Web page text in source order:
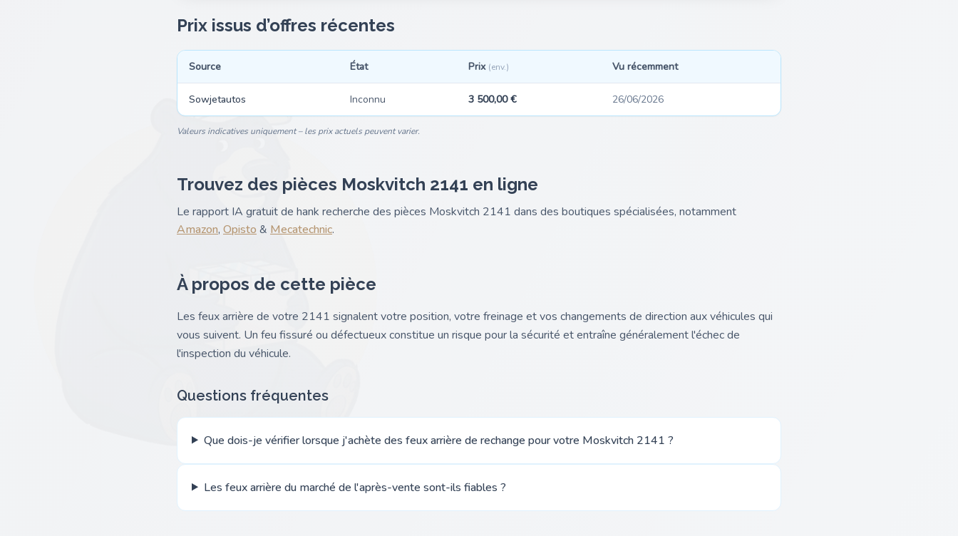
Prix issus d’offres récentes
Source État Prix (env.) Vu récemment
Sowjetautos Inconnu 3 500,00 € 26/06/2026
Valeurs indicatives uniquement – les prix actuels peuvent varier.
Trouvez des pièces Moskvitch 2141 en ligne
Le rapport IA gratuit de hank recherche des pièces Moskvitch 2141 dans des boutiques spécialisées, notamment
Amazon, Opisto & Mecatechnic.
À propos de cette pièce
Les feux arrière de votre 2141 signalent votre position, votre freinage et vos changements de direction aux véhicules qui
vous suivent. Un feu fissuré ou défectueux constitue un risque pour la sécurité et entraîne généralement l'échec de
l'inspection du véhicule.
Questions fréquentes
Que dois-je vérifier lorsque j'achète des feux arrière de rechange pour votre Moskvitch 2141 ?
Les feux arrière du marché de l'après-vente sont-ils fiables ?